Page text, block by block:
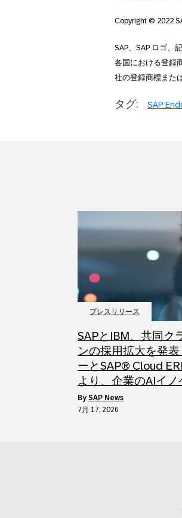
Copyright © 2022
SAP、SAP ロゴ、
各国における登録
社の登録商標また
タグ: SAP
プレスリリース
SAPとIBM、共同ク
ンの採用拡大を発
ーとSAP® Cloud
より、企業のAIイ
by SAP News
7月 17, 2026